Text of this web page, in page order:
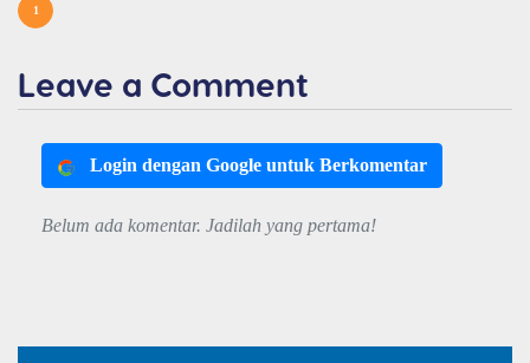
1
Leave a Comment
Login dengan Google untuk Berkomentar
Belum ada komentar. Jadilah yang pertama!